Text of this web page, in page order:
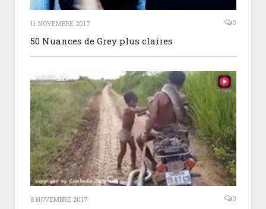
11 NOVEMBRE 2017 0
50 Nuances de Grey plus claires
8 NOVEMBRE 2017 0